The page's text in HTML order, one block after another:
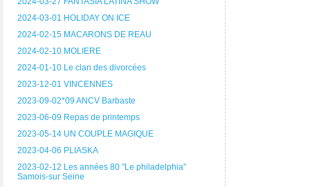
2024-03-01 HOLIDAY ON ICE
2024-02-15 MACARONS DE REAU
2024-02-10 MOLIERE
2024-01-10 Le clan des divorcées
2023-12-01 VINCENNES
2023-09-02*09 ANCV Barbaste
2023-06-09 Repas de printemps
2023-05-14 UN COUPLE MAGIQUE
2023-04-06 PLIASKA
2023-02-12 Les années 80 "Le philadelphia"
Samois-sur Seine